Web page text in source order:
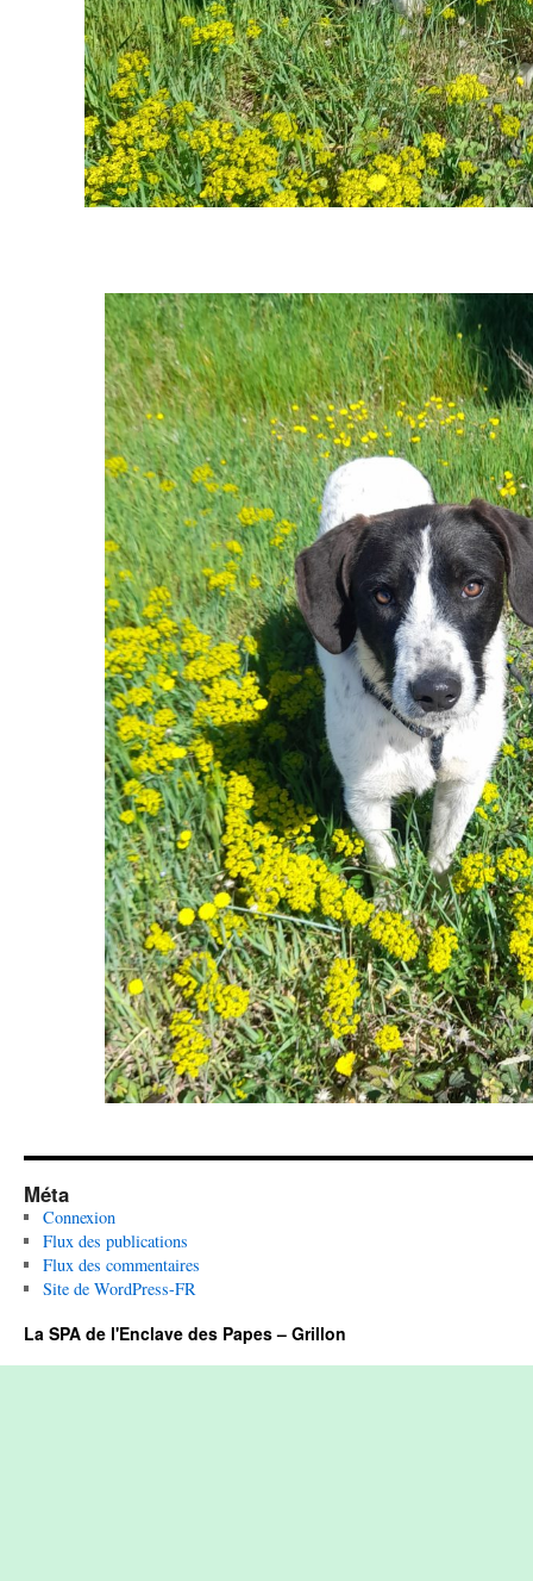
Méta
Connexion
Flux des publications
Flux des commentaires
Site de WordPress-FR
La SPA de l'Enclave des Papes – Grillon